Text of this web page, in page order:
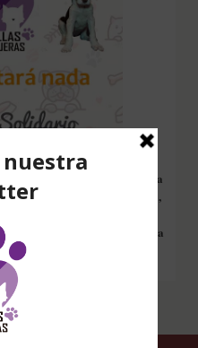
todos tus dispositivos y cada
en internet desde esa página,
solidaria sin ningún coste extra
ti.